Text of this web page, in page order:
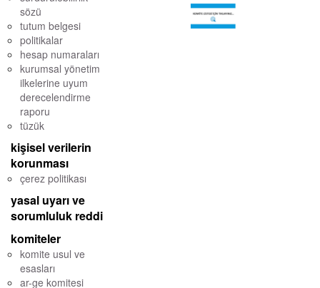
sözü
tutum belgesi
politikalar
hesap numaraları
kurumsal yönetim
ilkelerine uyum
derecelendirme
raporu
tüzük
kişisel verilerin
korunması
çerez politikası
yasal uyarı ve
sorumluluk reddi
komiteler
komite usul ve
esasları
ar-ge komitesi